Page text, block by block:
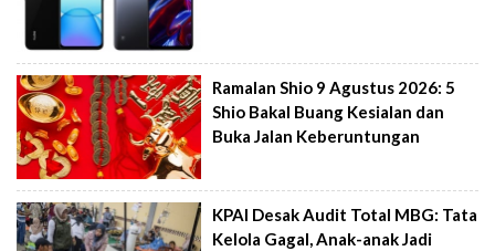
Ramalan Shio 9 Agustus 2026: 5
Shio Bakal Buang Kesialan dan
Buka Jalan Keberuntungan
KPAI Desak Audit Total MBG: Tata
Kelola Gagal, Anak-anak Jadi